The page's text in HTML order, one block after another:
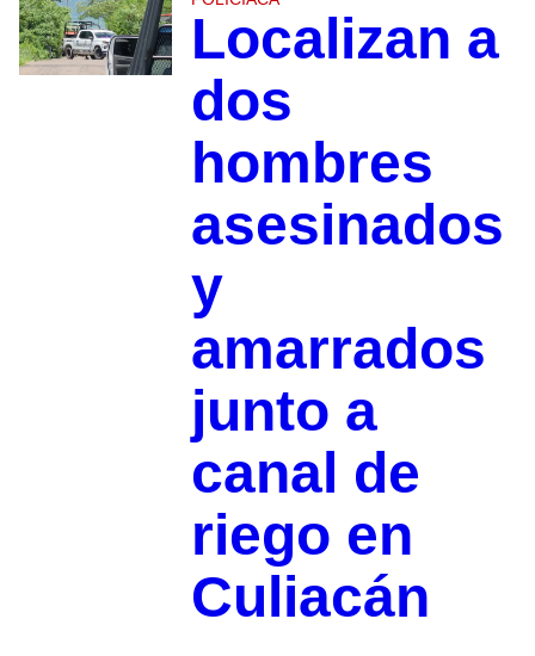
Localizan a
dos
hombres
asesinados
y
amarrados
junto a
canal de
riego en
Culiacán